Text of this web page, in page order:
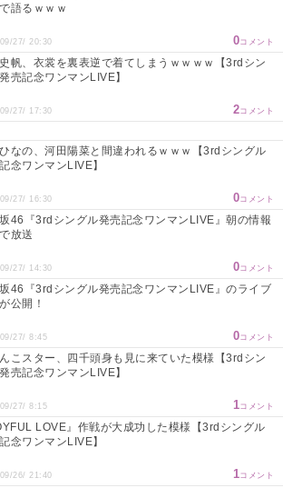
語るｗｗｗ
27/ 20:30 0コメント
帆、衣裳を裏表逆で着てしまうｗｗｗｗ【3rdシン
売記念ワンマンLIVE】
27/ 17:30 2コメント
ひなの、河田陽菜と間違われるｗｗｗ【3rdシングル
念ワンマンLIVE】
27/ 16:30 0コメント
46『3rdシングル発売記念ワンマンLIVE』朝の情報
放送
27/ 14:30 0コメント
46『3rdシングル発売記念ワンマンLIVE』のライブ
公開！
27/ 8:45 0コメント
こスター、四千頭身も見に来ていた模様【3rdシン
売記念ワンマンLIVE】
27/ 8:15 1コメント
LOVE』作戦が大成功した模様【3rdシングル
念ワンマンLIVE】
26/ 21:40 1コメント